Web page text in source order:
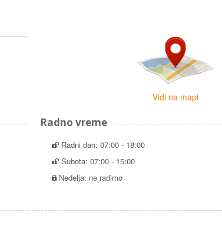
Vidi na mapi
Radno vreme
Radni dan: 07:00 - 18:00
Subota: 07:00 - 15:00
Nedelja: ne radimo